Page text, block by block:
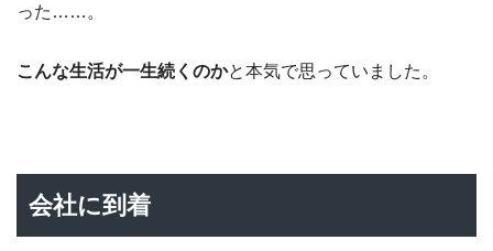
った……。
こんな生活が一生続くのかと本気で思っていました。
会社に到着